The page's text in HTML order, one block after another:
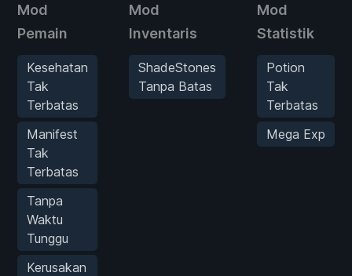
Mod
Pemain
Kesehatan
Tak
Terbatas
Manifest
Tak
Terbatas
Tanpa
Waktu
Tunggu
Kerusakan
Mod
Inventaris
ShadeStones
Tanpa Batas
Mod
Statistik
Potion
Tak
Terbatas
Mega Exp